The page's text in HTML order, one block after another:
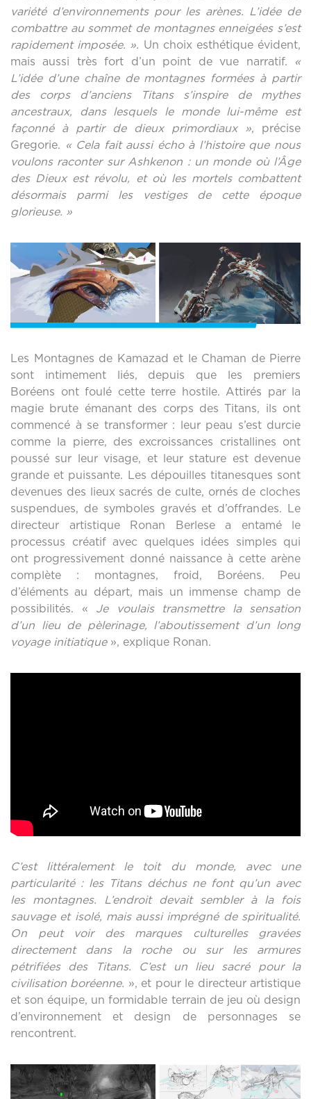
variété d’environnements pour les arènes. L’idée de
combattre au sommet de montagnes enneigées s’est
rapidement imposée. ». Un choix esthétique évident,
mais aussi très fort d’un point de vue narratif.
«
L’idée d’une chaîne de montagnes formées à partir
des corps d’anciens Titans s’inspire de mythes
ancestraux, dans lesquels le monde lui-même est
façonné à partir de dieux primordiaux », précise
Gregorie. « Cela fait aussi écho à l’histoire que nous
voulons raconter sur Ashkenon : un monde où l’Âge
des Dieux est révolu, et où les mortels combattent
désormais parmi les vestiges de cette époque
glorieuse. »
Les Montagnes de Kamazad et le Chaman de Pierre
sont intimement liés, depuis que les premiers
Boréens ont foulé cette terre hostile. Attirés par la
magie brute émanant des corps des Titans, ils ont
commencé à se transformer : leur peau s’est durcie
comme la pierre, des excroissances cristallines ont
poussé sur leur visage, et leur stature est devenue
grande et puissante. Les dépouilles titanesques sont
devenues des lieux sacrés de culte, ornés de cloches
suspendues, de symboles gravés et d’offrandes. Le
directeur artistique Ronan Berlese a entamé le
processus créatif avec quelques idées simples qui
ont progressivement donné naissance à cette arène
complète : montagnes, froid, Boréens. Peu
d’éléments au départ, mais un immense champ de
possibilités. « Je voulais transmettre la sensation
d’un lieu de pèlerinage, l’aboutissement d’un long
voyage initiatique», explique Ronan.
C’est littéralement le toit du monde, avec une
particularité : les Titans déchus ne font qu’un avec
les montagnes. L’endroit devait sembler à la fois
sauvage et isolé, mais aussi imprégné de spiritualité.
On peut voir des marques culturelles gravées
directement dans la roche ou sur les armures
pétrifiées des Titans. C’est un lieu sacré pour la
civilisation boréenne. », et pour le directeur artistique
et son équipe, un formidable terrain de jeu où design
d’environnement et design de personnages se
rencontrent.